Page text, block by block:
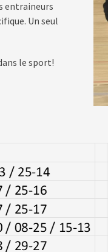
entraineurs
Un seul
le sport!